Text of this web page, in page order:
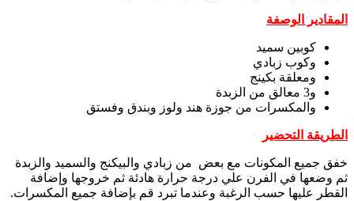
المقادير الوصفة
كوبين سميد
وكوب زبادي
ومعلقة بكينج
و3 معالق من الزبدة
والمكسرات من جوزة هند ولوز وبندق وفستق
الطريقة التحضير
خفق جميع المكونات مع بعض من زبادي والبيكنج والسميد والزبدة
ثم وضعها في الفرن علي درجة حرارة هادئة ثم خروجها وإضافة
القطر عليها حسب الرغبة وعندما تبرد قم بإضافة جميع المكسرات.